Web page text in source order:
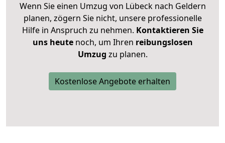
Wenn Sie einen Umzug von Lübeck nach Geldern
planen, zögern Sie nicht, unsere professionelle
Hilfe in Anspruch zu nehmen. Kontaktieren Sie
uns heutenoch, um Ihren reibungslosen
Umzug zu planen.
Kostenlose Angebote erhalten